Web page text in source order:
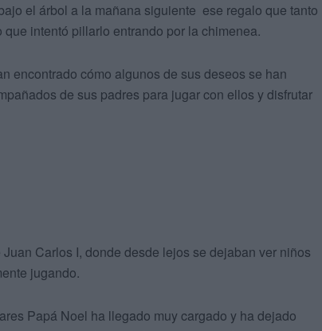
el árbol a la mañana siguiente ese regalo que tanto
intentó pillarlo entrando por la chimenea.
encontrado cómo algunos de sus deseos se han
de sus padres para jugar con ellos y disfrutar
Carlos I, donde desde lejos se dejaban ver niños
jugando.
Papá Noel ha llegado muy cargado y ha dejado